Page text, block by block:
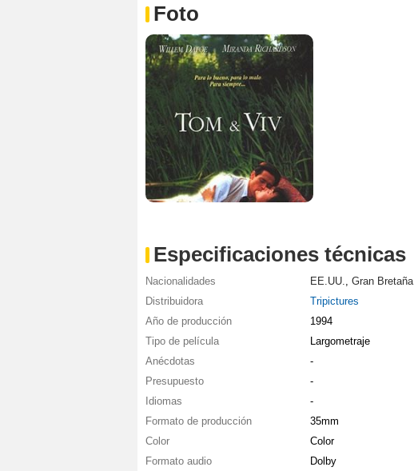
Foto
Especificaciones técnicas
Nacionalidades EE.UU.
Gran Bretaña
Distribuidora
Tripictures
Año de producción
1994
Tipo de película
Largometraje
Anécdotas
-
Presupuesto
-
Idiomas
-
Formato de producción
35mm
Color
Color
Formato audio
Dolby